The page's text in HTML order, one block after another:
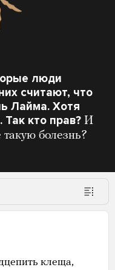
люди
считают, что
Лайма. Хотя
Так кто прав? И
болезнь?
клеща,